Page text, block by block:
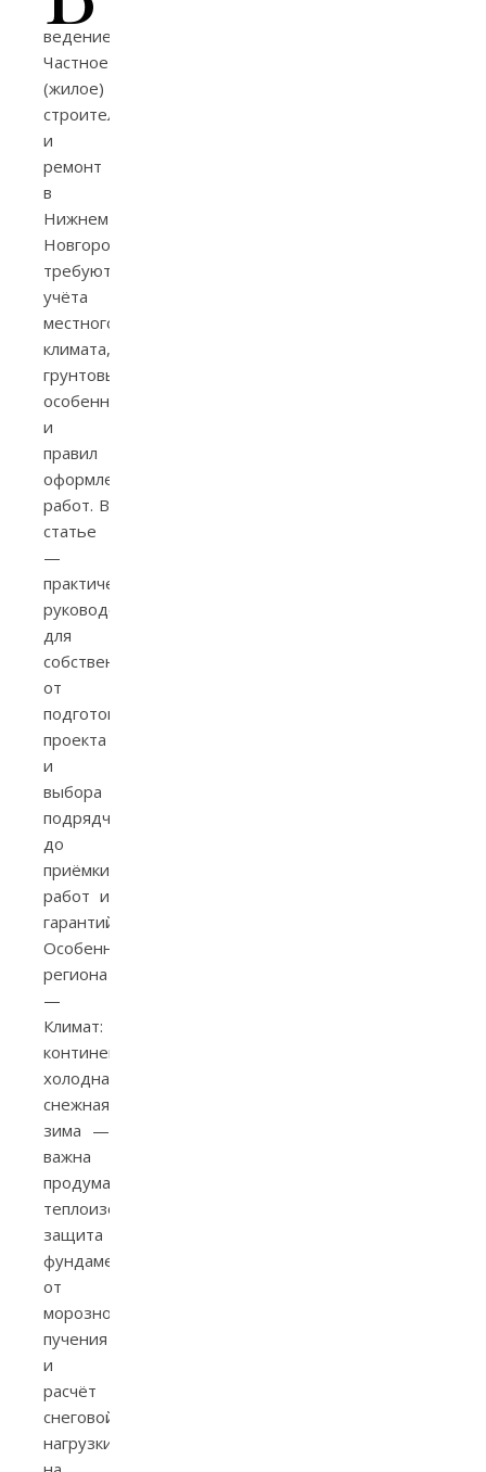
ведение
Частное
(жилое)
строительство
и
ремонт
в
Нижнем
Новгороде
требуют
учёта
местного
климата,
грунтовых
особенностей
и
правил
оформления
работ. В
статье
—
практическое
руководство
для
собственников:
от
подготовки
проекта
и
выбора
подрядчика
до
приёмки
работ и
гарантий.
Особенности
региона
—
Климат:
континентальный,
холодная
снежная
зима —
важна
продуманная
теплоизоляция,
защита
фундамента
от
морозного
пучения
и
расчёт
снеговой
нагрузки